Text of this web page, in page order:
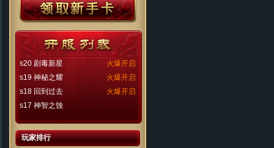
火爆开启
s20 剧毒新星
火爆开启
s19 神秘之耀
火爆开启
s18 回到过去
s17 神智之蚀
玩家排行